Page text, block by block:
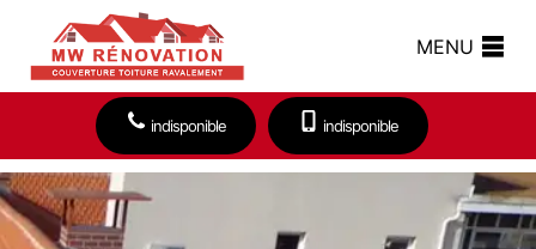
MENU
indisponible indisponible